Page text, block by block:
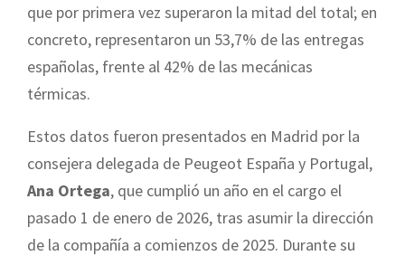
que por primera vez superaron la mitad del total; en
concreto, representaron un 53,7% de las entregas
españolas, frente al 42% de las mecánicas
térmicas.
Estos datos fueron presentados en Madrid por la
consejera delegada de Peugeot España y Portugal,
Ana Ortega, que cumplió un año en el cargo el
pasado 1 de enero de 2026, tras asumir la dirección
de la compañía a comienzos de 2025. Durante su